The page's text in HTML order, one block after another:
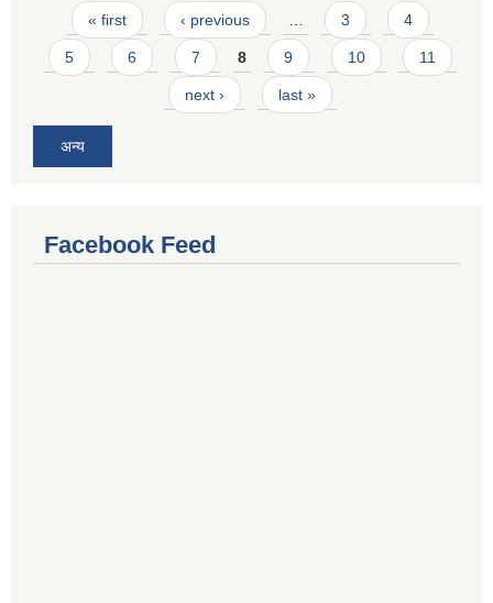
Pages
« first ‹ previous … 3 4
5 6 7 8 9 10 11
next › last »
अन्य
Facebook Feed